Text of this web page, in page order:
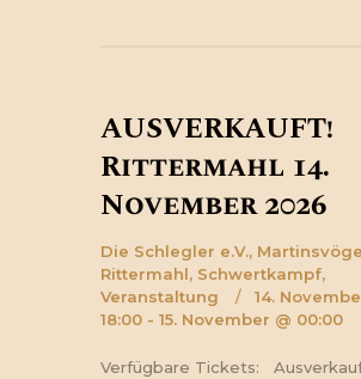
AUSVERKAUFT!
Rittermahl 14.
November 2026
Die Schlegler e.V.,
Rittermahl, Schwertkampf,
Veranstaltung
14.
18:00 - 15. November @ 00:00
Verfügbare Tickets: